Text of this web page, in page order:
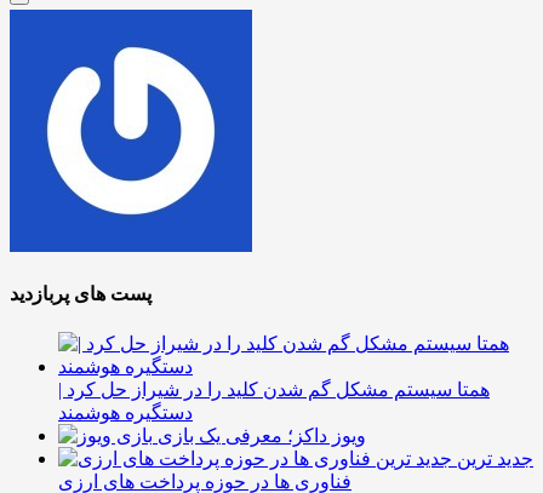
پست های پربازدید
همتا سیستم مشکل گم شدن کلید را در شیراز حل کرد |
دستگیره هوشمند
ویوز داکز؛ معرفی یک بازی
جدید ترین
فناوری ها در حوزه پرداخت های ارزی